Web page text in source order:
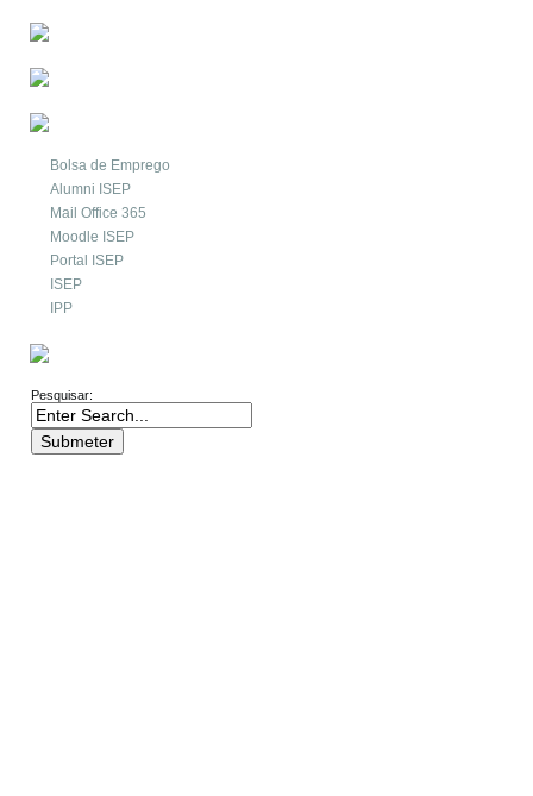
Bolsa de Emprego
Alumni ISEP
Mail Office 365
Moodle ISEP
Portal ISEP
ISEP
IPP
Pesquisar: